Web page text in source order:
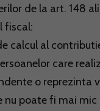
de la art. 148
fiscal:
calcul al
care
o reprezinta
nu poate fi mai